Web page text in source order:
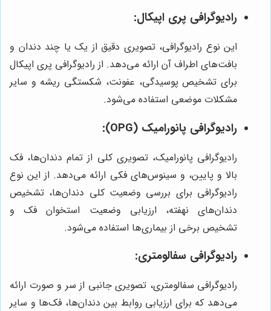
رادیوگرافی پری اپیکال:
این نوع رادیوگرافی، تصویری دقیق از یک یا چند دندان و
بافت‌های اطراف آن ارائه می‌دهد. از رادیوگرافی پری اپیکال
برای تشخیص پوسیدگی، عفونت، شکستگی ریشه و سایر
مشکلات موضعی استفاده می‌شود.
رادیوگرافی پانورامیک (OPG):
رادیوگرافی پانورامیک، تصویری کلی از تمام دندان‌ها، فک
بالا و پایین، و سینوس‌های فکی ارائه می‌دهد. از این نوع
رادیوگرافی برای بررسی وضعیت کلی دندان‌ها، تشخیص
دندان‌های نهفته، ارزیابی وضعیت استخوان فک و
تشخیص برخی از بیماری‌ها استفاده می‌شود.
رادیوگرافی سفالومتری:
رادیوگرافی سفالومتری، تصویری جانبی از سر و صورت ارائه
می‌دهد که برای ارزیابی روابط بین دندان‌ها، فک‌ها و سایر